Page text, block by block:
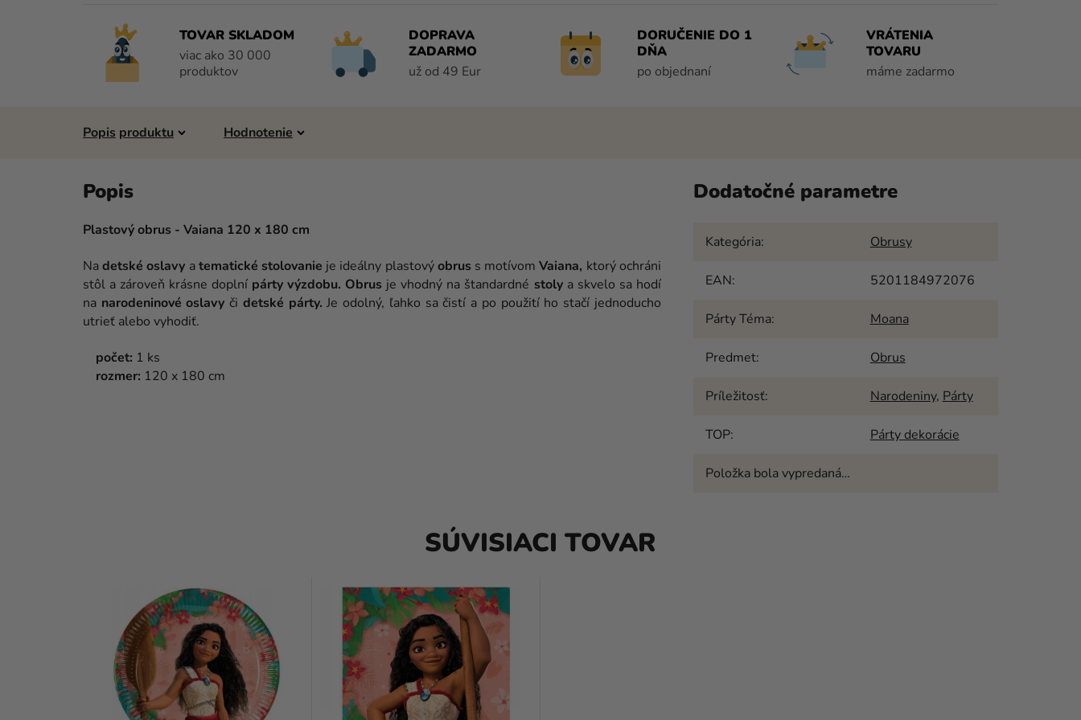
TOVAR SKLADOM
viac ako 30 000
produktov
DOPRAVA
ZADARMO
už od 49 Eur
DORUČENIE DO 1
DŇA
po objednaní
VRÁTENIA
TOVARU
máme zadarmo
Popis Hodnotenie
Plastový obrus - Vaiana 120 x 180 cm
Nadetské oslavy atematické stolovanie je ideálny plastovýobrus s motívomVaiana, ktorý ochráni
stôl a zároveň krásne doplní párty výzdobu. Obrus je vhodný na štandardné stolya skvelo sa hodí
na narodeninové oslavy či detské párty. Je odolný, ľahko sa čistí a po použití ho stačí jednoducho
utrieť alebo vyhodiť.
počet: 1 ks
rozmer: 120 x 180 cm
Dodatočné parametre
Kategória: Obrusy
EAN: 5201184972076
Párty Téma: Moana
Predmet: Obrus
Príležitosť: Narodeniny, Párty
TOP: Párty dekorácie
Položka bola vypredaná…
SÚVISIACI TOVAR